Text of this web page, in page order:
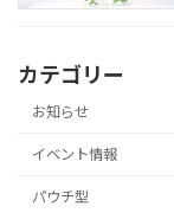
カテゴリー
お知らせ
イベント情報
パウチ型